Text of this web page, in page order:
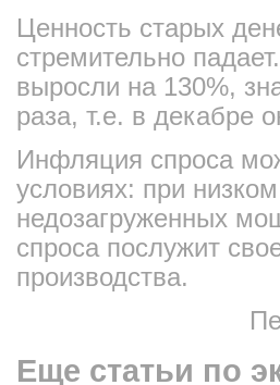
Ценность старых
стремительно
выросли на 130%,
раза, т.е. в декабре
Инфляция спроса
условиях: при
недозагруженных
спроса послужит
производства.
Еще статьи по